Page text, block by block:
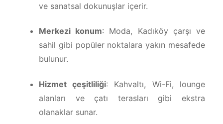
ve sanatsal dokunuşlar içerir.
Merkezi konum: Moda, Kadıköy çarşı ve
sahil gibi popüler noktalara yakın mesafede
bulunur.
Hizmet çeşitliliği: Kahvaltı, Wi-Fi, lounge
alanları ve çatı terasları gibi ekstra
olanaklar sunar.